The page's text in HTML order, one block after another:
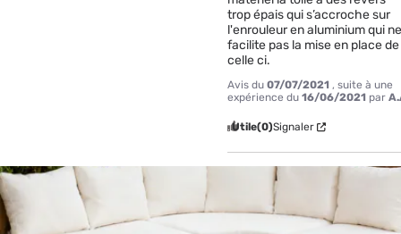
trop épais qui s’accroche sur
l'enrouleur en aluminium qui
facilite pas la mise en place de
celle ci.
Avis du07/07/2021 , suite à une
expérience du16/06/2021 par
Utile(0)Signaler